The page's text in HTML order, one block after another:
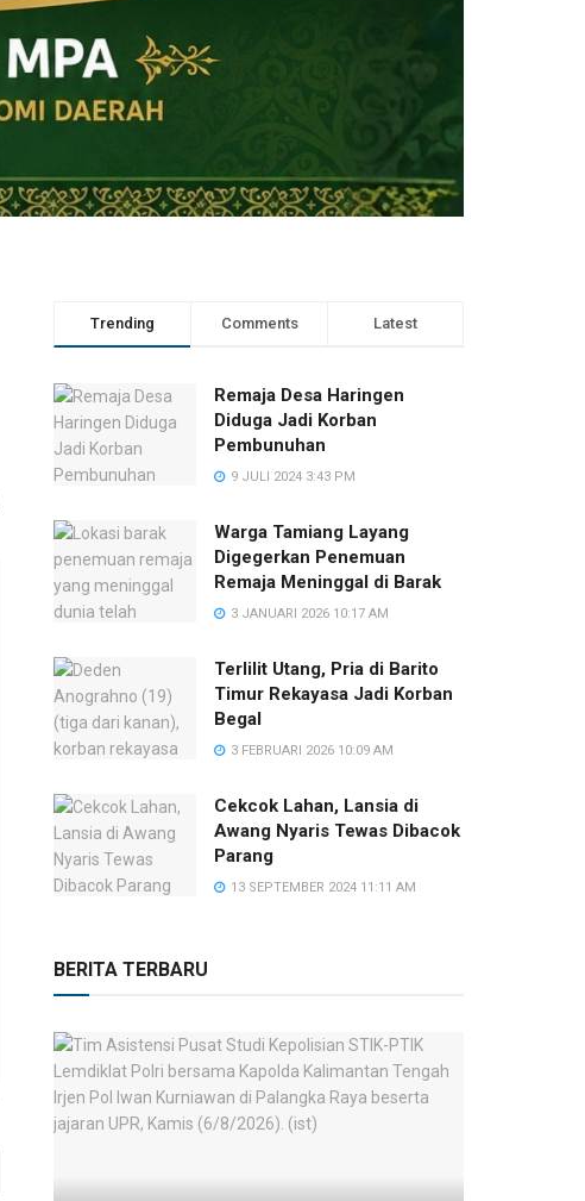
Trending Comments Latest
Remaja Desa Haringen
Diduga Jadi Korban
Pembunuhan
9 JULI 2024 3:43 PM
Warga Tamiang Layang
Digegerkan Penemuan
Remaja Meninggal di Barak
3 JANUARI 2026 10:17 AM
Terlilit Utang, Pria di Barito
Timur Rekayasa Jadi Korban
Begal
3 FEBRUARI 2026 10:09 AM
Cekcok Lahan, Lansia di
Awang Nyaris Tewas Dibacok
Parang
13 SEPTEMBER 2024 11:11 AM
BERITA TERBARU